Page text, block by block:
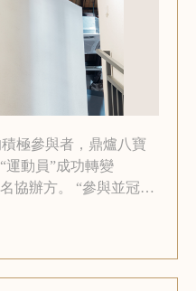
極參與者，鼎爐八寶
運動員”成功轉變
協辦方。 “參與並冠名
道也更加廣泛。” 廈門